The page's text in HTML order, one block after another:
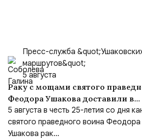
Пресс-служба
маршрутов&quot;
5 августа
Раку с мощами святого
Феодора Ушакова доставили в
Кафедральный собор
Ушакова в Саранске
5 августа в честь 25-летия со дня
святого праведного воина Феодора
Ушакова рак...